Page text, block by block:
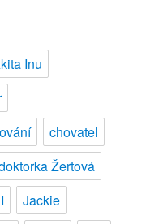
potřeb
pro
domácí
zvířata
Inu
chovatel
Žertová
Jackie